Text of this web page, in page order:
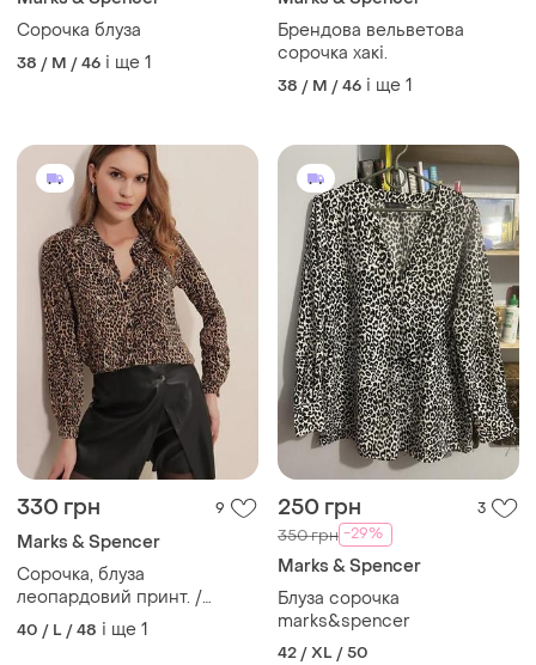
Сорочка блуза
38 / M / 46 і ще 1
Брендова вельветова
сорочка хакі.
38 / M / 46 і ще 1
330 грн 9
Marks & Spencer
Сорочка, блуза
леопардовий принт. /
сорочка жаткою
40 / L / 48 і ще 1
250 грн 3
350 грн -29%
Marks & Spencer
Блуза сорочка
marks&spencer
42 / XL / 50